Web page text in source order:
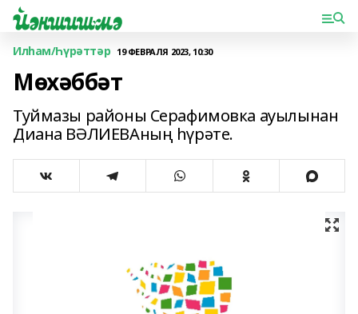
Илһам/Һүрәттәр 19 ФЕВРАЛЯ 2023, 10:30
Мөхәббәт
Туймазы районы Серафимовка ауылынан
Диана ВӘЛИЕВАның һүрәте.